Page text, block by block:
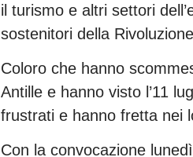
il turismo e altri settori
sostenitori della
Coloro che hanno
Antille e hanno visto l’11
frustrati e hanno fretta nei
Con la convocazione